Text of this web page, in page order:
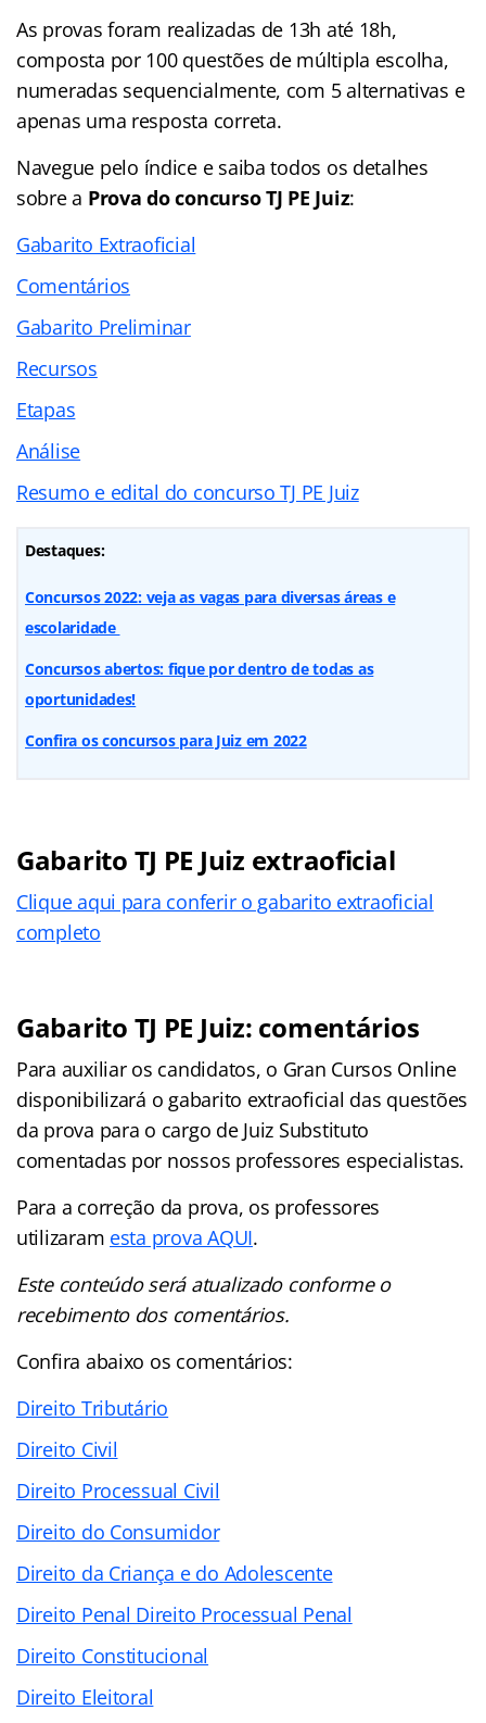
As provas foram realizadas de 13h até 18h,
composta por 100 questões de múltipla escolha,
numeradas sequencialmente, com 5 alternativas e
apenas uma resposta correta.
Navegue pelo índicee saiba todos os detalhes
sobre a Prova do concurso TJ PE Juiz:
Gabarito Extraoficial
Comentários
Gabarito Preliminar
Recursos
Etapas
Análise
Resumo e edital do concurso TJ PE Juiz
Destaques:
Concursos 2022: veja as vagas para diversas áreas e
escolaridade
Concursos abertos: fique por dentro de todas as
oportunidades!
Confira os concursos para Juiz em 2022
Gabarito TJ PE Juiz extraoficial
Clique aqui para conferir o gabarito extraoficial
completo
Gabarito TJ PE Juiz: comentários
Para auxiliar os candidatos, o Gran Cursos Online
disponibilizará o gabarito extraoficial das questões
da prova para o cargo de Juiz Substituto
comentadas por nossos professores especialistas.
Para a correção da prova, os professores
utilizaram esta prova AQUI.
Este conteúdo será atualizado conforme o
recebimento dos comentários.
Confira abaixo os comentários:
Direito Tributário
Direito Civil
Direito Processual Civil
Direito do Consumidor
Direito da Criança e do Adolescente
Direito Penal Direito Processual Penal
Direito Constitucional
Direito Eleitoral